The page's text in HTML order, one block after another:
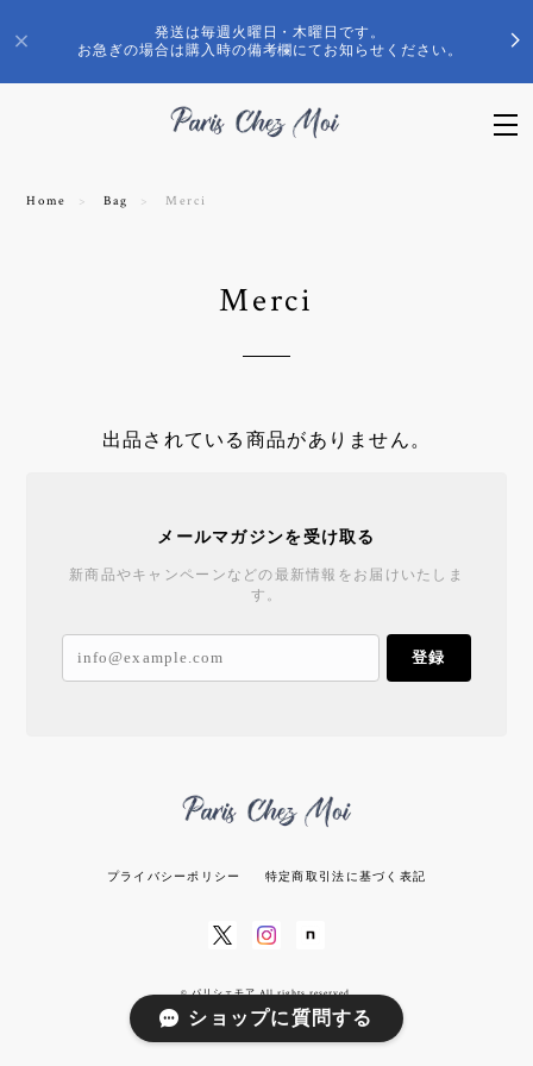
発送は毎週火曜日・木曜日です。
お急ぎの場合は購入時の備考欄にてお知らせください。
Home Bag Merci
Merci
出品されている商品がありません。
メールマガジンを受け取る
新商品やキャンペーンなどの最新情報をお届けいたしま
す。
登録
プライバシーポリシー 特定商取引法に基づく表記
© パリシェモア All rights reserved.
ショップに質問する